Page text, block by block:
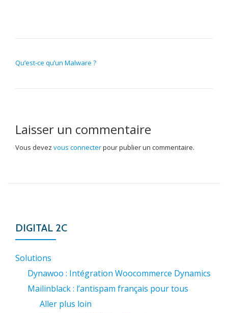
Qu’est-ce qu’un Malware ?
Laisser un commentaire
Vous devez vous connecterpour publier un commentaire.
DIGITAL 2C
Solutions
Dynawoo : Intégration Woocommerce Dynamics
Mailinblack : l’antispam français pour tous
Aller plus loin